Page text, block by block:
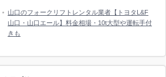
山口のフォークリフトレンタル業者【トヨタL&F
山口・山口エール】料金相場・10t大型や運転手付
きも